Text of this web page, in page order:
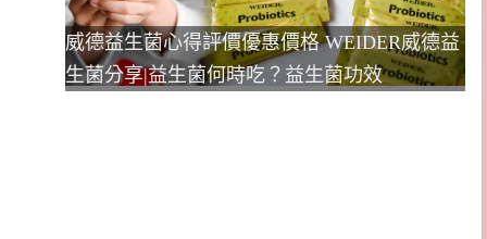
威德益生菌心得評價優惠價格 WEIDER威德益
生菌分享|益生菌何時吃？益生菌功效